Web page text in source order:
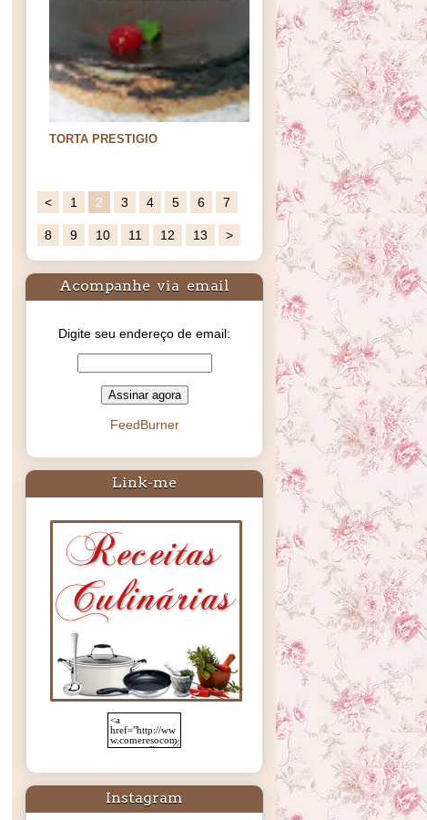
TORTA DE MORANGOS
< 1 2 3 4 5 6 7
8 9 10 11 12 13 >
Acompanhe via email
Digite seu endereço de email:
FeedBurner
Link-me
Instagram